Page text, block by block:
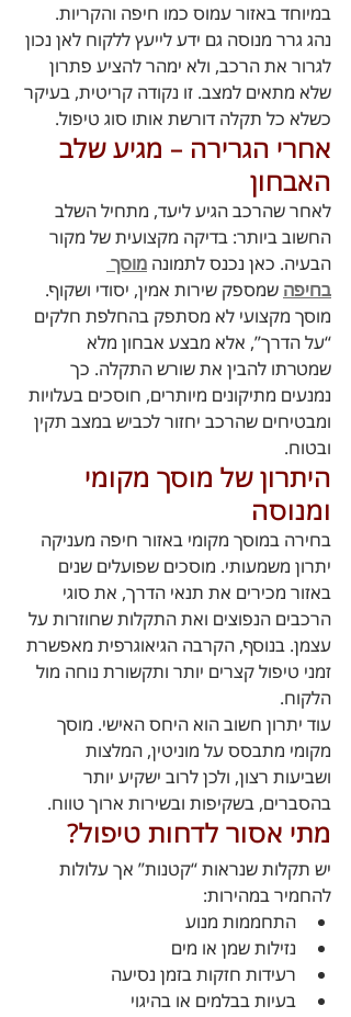
במיוחד באזור עמוס כמו חיפה והקריות.
נהג גרר מנוסה גם ידע לייעץ ללקוח לאן נכון
לגרור את הרכב, ולא ימהר להציע פתרון
שלא מתאים למצב. זו נקודה קריטית, בעיקר
כשלא כל תקלה דורשת אותו סוג טיפול.
אחרי הגרירה – מגיע שלב
האבחון
לאחר שהרכב הגיע ליעד, מתחיל השלב
החשוב ביותר: בדיקה מקצועית של מקור
הבעיה. כאן נכנס לתמונה מוסך
בחיפה שמספק שירות אמין, יסודי ושקוף.
מוסך מקצועי לא מסתפק בהחלפת חלקים
“על הדרך”, אלא מבצע אבחון מלא
שמטרתו להבין את שורש התקלה. כך
נמנעים מתיקונים מיותרים, חוסכים בעלויות
ומבטיחים שהרכב יחזור לכביש במצב תקין
ובטוח.
היתרון של מוסך מקומי
ומנוסה
בחירה במוסך מקומי באזור חיפה מעניקה
יתרון משמעותי. מוסכים שפועלים שנים
באזור מכירים את תנאי הדרך, את סוגי
הרכבים הנפוצים ואת התקלות שחוזרות על
עצמן. בנוסף, הקרבה הגיאוגרפית מאפשרת
זמני טיפול קצרים יותר ותקשורת נוחה מול
הלקוח.
עוד יתרון חשוב הוא היחס האישי. מוסך
מקומי מתבסס על מוניטין, המלצות
ושביעות רצון, ולכן לרוב ישקיע יותר
בהסברים, בשקיפות ובשירות ארוך טווח.
מתי אסור לדחות טיפול?
יש תקלות שנראות “קטנות” אך עלולות
להחמיר במהירות:
התחממות מנוע
נזילות שמן או מים
רעידות חזקות בזמן נסיעה
בעיות בבלמים או בהיגוי